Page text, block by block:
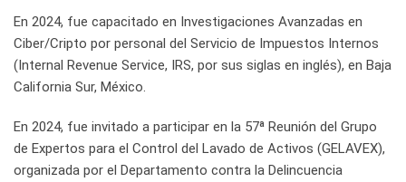
En 2024, fue capacitado en Investigaciones Avanzadas en
Ciber/Cripto por personal del Servicio de Impuestos Internos
(Internal Revenue Service, IRS, por sus siglas en inglés), en Baja
California Sur, México.
En 2024, fue invitado a participar en la 57ª Reunión del Grupo
de Expertos para el Control del Lavado de Activos (GELAVEX),
organizada por el Departamento contra la Delincuencia